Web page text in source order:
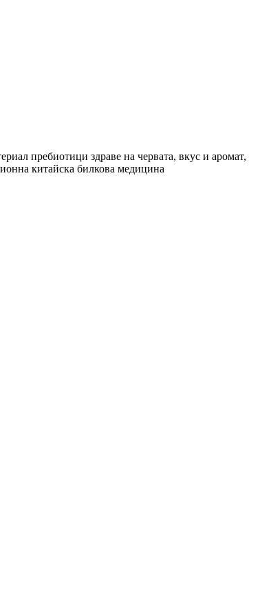
пребиотици здраве на червата, вкус и аромат,
китайска билкова медицина